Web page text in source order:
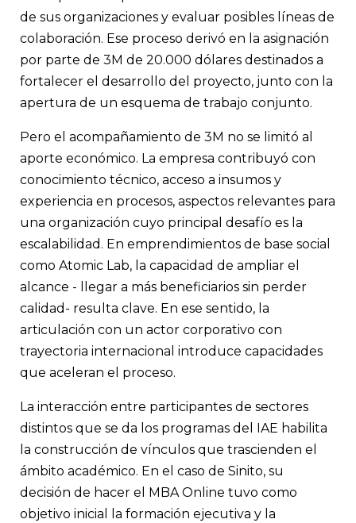
de sus organizaciones y evaluar posibles líneas de
colaboración. Ese proceso derivó en la asignación
por parte de 3M de 20.000 dólares destinados a
fortalecer el desarrollo del proyecto, junto con la
apertura de un esquema de trabajo conjunto.
Pero el acompañamiento de 3M no se limitó al
aporte económico. La empresa contribuyó con
conocimiento técnico, acceso a insumos y
experiencia en procesos, aspectos relevantes para
una organización cuyo principal desafío es la
escalabilidad. En emprendimientos de base social
como Atomic Lab, la capacidad de ampliar el
alcance - llegar a más beneficiarios sin perder
calidad- resulta clave. En ese sentido, la
articulación con un actor corporativo con
trayectoria internacional introduce capacidades
que aceleran el proceso.
La interacción entre participantes de sectores
distintos que se da los programas del IAE habilita
la construcción de vínculos que trascienden el
ámbito académico. En el caso de Sinito, su
decisión de hacer el MBA Online tuvo como
objetivo inicial la formación ejecutiva y la